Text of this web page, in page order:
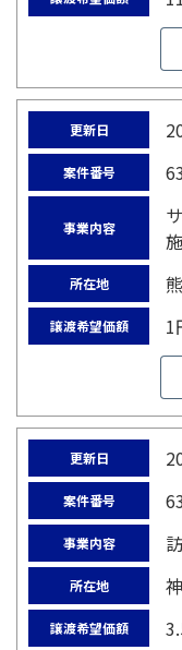
更新日
案件番号
事業内容
所在地
譲渡希望価額 1
更新日
案件番号
事業内容
所在地
譲渡希望価額